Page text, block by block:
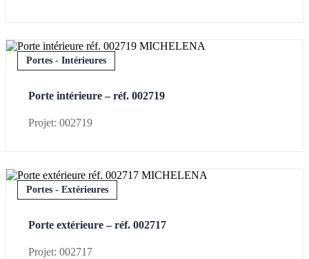
Portes - Intérieures
Porte intérieure – réf. 002719
Projet: 002719
Portes - Extérieures
Porte extérieure – réf. 002717
Projet: 002717